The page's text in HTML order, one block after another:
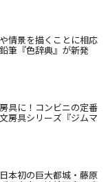
情景を描くことに相応
筆『色辞典』が新発
具に！コンビニの定番
房具シリーズ『ジムマ
本初の巨大都城・藤原